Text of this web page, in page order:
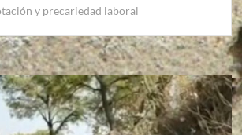
y precariedad laboral